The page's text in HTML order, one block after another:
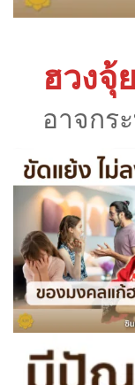
ฮวงจุ้
อาจกร